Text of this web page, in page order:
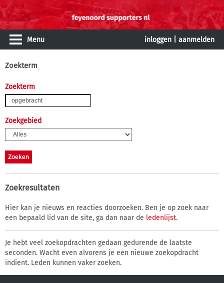
Menu inloggen aanmelden
Zoekterm
Zoekterm
Zoekgebied
Zoekresultaten
Hier kan je nieuws en reacties doorzoeken. Ben je op zoek naar
een bepaald lid van de site, ga dan naar de ledenlijst.
Je hebt veel zoekopdrachten gedaan gedurende de laatste
seconden. Wacht even alvorens je een nieuwe zoekopdracht
indient. Leden kunnen vaker zoeken.